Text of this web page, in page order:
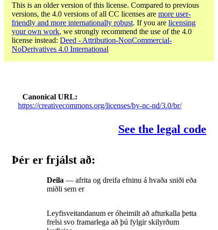
This is an older version of this license. Compared to previous
versions, the 4.0 versions of all CC licenses are more user-
friendly and more internationally robust. If you are licensing
your own work, we strongly recommend the use of the 4.0
license instead: Deed - Attribution-NonCommercial-
NoDerivatives 4.0 International
Canonical URL
https://creativecommons.org/licenses/by-nc-nd/3.0/br/
See the legal code
Þér er frjálst að:
Deila — afrita og dreifa efninu á hvaða sniði eða
miðli sem er
Leyfisveitandanum er óheimilt að afturkalla þetta
frelsi svo framarlega að þú fylgir skilyrðum